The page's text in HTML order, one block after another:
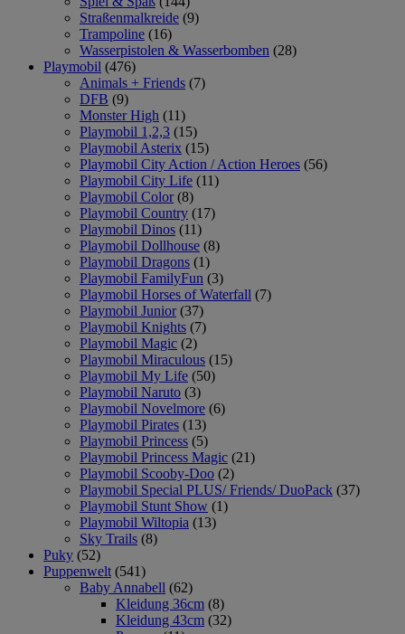
Straßenmalkreide (9)
Trampoline (16)
Wasserpistolen & Wasserbomben (28)
Playmobil (476)
Animals + Friends (7)
DFB (9)
Monster High (11)
Playmobil 1,2,3 (15)
Playmobil Asterix (15)
Playmobil City Action / Action Heroes (56)
Playmobil City Life (11)
Playmobil Color (8)
Playmobil Country (17)
Playmobil Dinos (11)
Playmobil Dollhouse (8)
Playmobil Dragons (1)
Playmobil FamilyFun (3)
Playmobil Horses of Waterfall (7)
Playmobil Junior (37)
Playmobil Knights (7)
Playmobil Magic (2)
Playmobil Miraculous (15)
Playmobil My Life (50)
Playmobil Naruto (3)
Playmobil Novelmore (6)
Playmobil Pirates (13)
Playmobil Princess (5)
Playmobil Princess Magic (21)
Playmobil Scooby-Doo (2)
Playmobil Special PLUS/ Friends/ DuoPack (37)
Playmobil Stunt Show (1)
Playmobil Wiltopia (13)
Sky Trails (8)
Puky (52)
Puppenwelt (541)
Baby Annabell (62)
Kleidung 36cm (8)
Kleidung 43cm (32)